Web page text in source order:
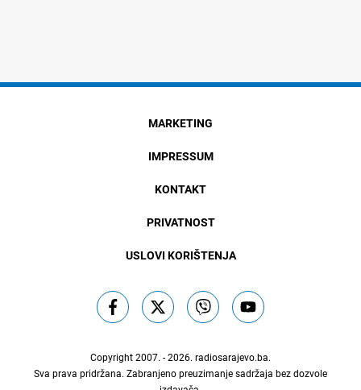
MARKETING
IMPRESSUM
KONTAKT
PRIVATNOST
USLOVI KORIŠTENJA
Copyright 2007. - 2026. radiosarajevo.ba.
Sva prava pridržana. Zabranjeno preuzimanje sadržaja bez dozvole